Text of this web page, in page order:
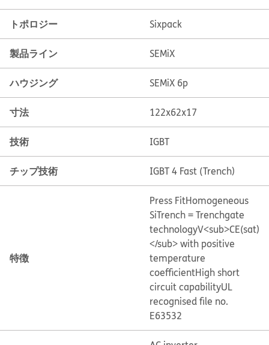
トポロジー Sixpack
製品ライン SEMiX
ハウジング SEMiX 6p
寸法 122x62x17
技術 IGBT
チップ技術 IGBT 4 Fast (Trench)
特徴
Press FitHomogeneous
SiTrench = Trenchgate
technologyV<sub>CE(sat)
</sub> with positive
temperature
coefficientHigh short
circuit capabilityUL
recognised file no.
E63532